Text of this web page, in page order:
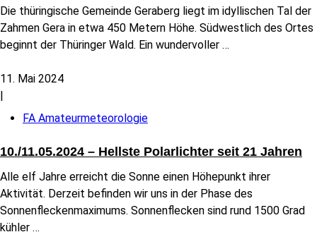
Die thüringische Gemeinde Geraberg liegt im idyllischen Tal der
Zahmen Gera in etwa 450 Metern Höhe. Südwestlich des Ortes
beginnt der Thüringer Wald. Ein wundervoller …
11. Mai 2024
|
FA Amateurmeteorologie
10./11.05.2024 – Hellste Polarlichter seit 21 Jahren
Alle elf Jahre erreicht die Sonne einen Höhepunkt ihrer
Aktivität. Derzeit befinden wir uns in der Phase des
Sonnenfleckenmaximums. Sonnenflecken sind rund 1500 Grad
kühler …